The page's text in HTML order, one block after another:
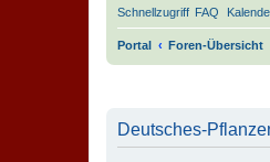
Schnellzugriff FAQ
Portal Foren-Übersicht
Deutsches-